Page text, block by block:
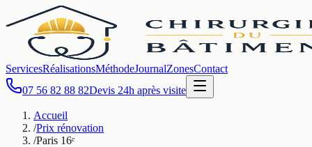
ServicesRéalisationsMéthodeJournalZonesContact
07 56 82 88 82Devis 24h après visite
Accueil
/Prix rénovation
/Paris 16ᵉ